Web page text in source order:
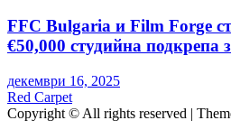
FFC Bulgaria и Film Forge
€50,000 студийна подкрепа
декември 16, 2025
Red Carpet
Copyright © All rights reserved |